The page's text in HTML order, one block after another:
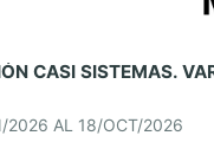
2026 AL 18/OCT/2026